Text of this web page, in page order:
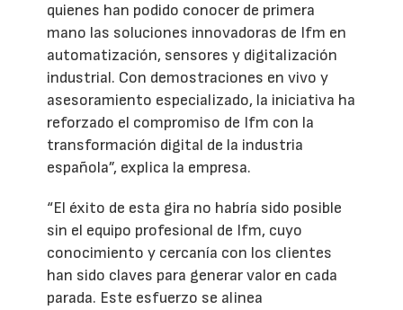
quienes han podido conocer de primera
mano las soluciones innovadoras de Ifm en
automatización, sensores y digitalización
industrial. Con demostraciones en vivo y
asesoramiento especializado, la iniciativa ha
reforzado el compromiso de Ifm con la
transformación digital de la industria
española”, explica la empresa.
“El éxito de esta gira no habría sido posible
sin el equipo profesional de Ifm, cuyo
conocimiento y cercanía con los clientes
han sido claves para generar valor en cada
parada. Este esfuerzo se alinea